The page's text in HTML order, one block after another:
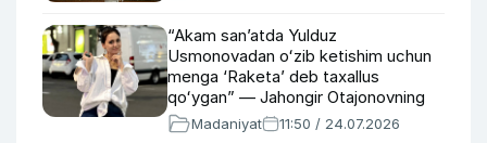
“Akam san’atda Yulduz
Usmonovadan oʻzib ketishim uchun
menga ‘Raketa’ deb taxallus
qoʻygan” — Jahongir Otajonovning
singlisi E’tibor Otajonova
Madaniyat 11:50 / 24.07.2026